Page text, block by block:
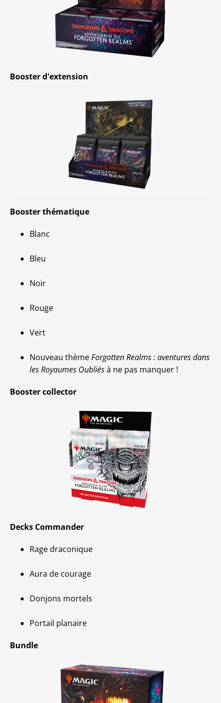
Booster d'extension
Booster thématique
Blanc
Bleu
Noir
Rouge
Vert
Nouveau thèmeForgotten Realms : aventures dans
les Royaumes Oubliésà ne pas manquer !
Booster collector
Decks Commander
Rage draconique
Aura de courage
Donjons mortels
Portail planaire
Bundle